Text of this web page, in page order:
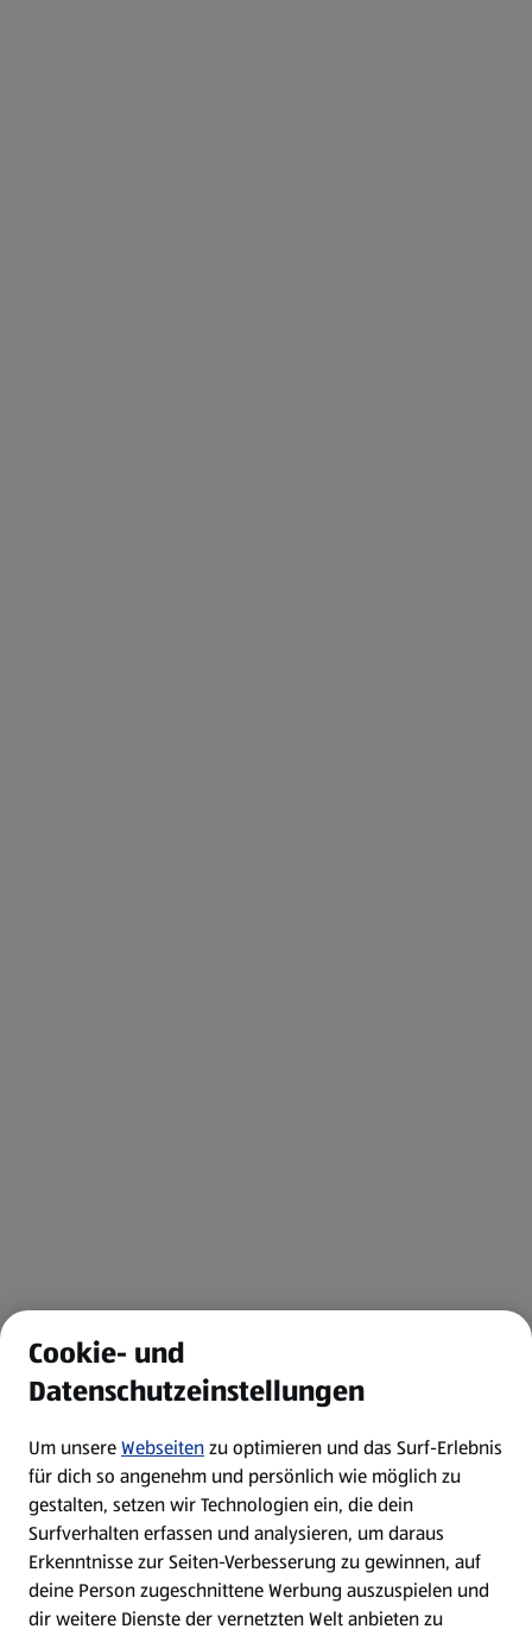
Cookie- und
Datenschutzeinstellungen
Um unsereWebseitenzu optimieren und das Surf-Erlebnis
für dich so angenehm und persönlich wie möglich zu
gestalten, setzen wir Technologien ein, die dein
Surfverhalten erfassen und analysieren, um daraus
Erkenntnisse zur Seiten-Verbesserung zu gewinnen, auf
deine Person zugeschnittene Werbung auszuspielen und
dir weitere Dienste der vernetzten Welt anbieten zu